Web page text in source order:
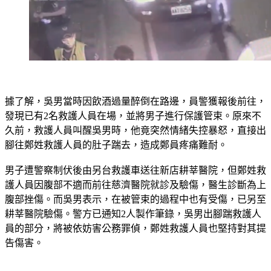
據了解，吳男當時因飲酒過量醉倒在路邊，員警獲報後前往，
發現已有2名救護人員在場，並將男子進行保護管束。原來不
久前，救護人員叫醒吳男時，他竟突然情緒失控暴怒，直接出
腳往鄭姓救護人員的肚子踹去，造成鄭員疼痛難耐。
男子遭警察制伏後由另台救護車送往新店耕莘醫院，但鄭姓救
護人員因腹部不適而前往慈濟醫院就診及驗傷，醫生診斷為上
腹部挫傷。而吳男表示，在被管束的過程中也有受傷，已另至
耕莘醫院驗傷。警方已通知2人製作筆錄，吳男出腳踹救護人
員的部分，將被依妨害公務罪偵，鄭姓救護人員也堅持對其提
告傷害。